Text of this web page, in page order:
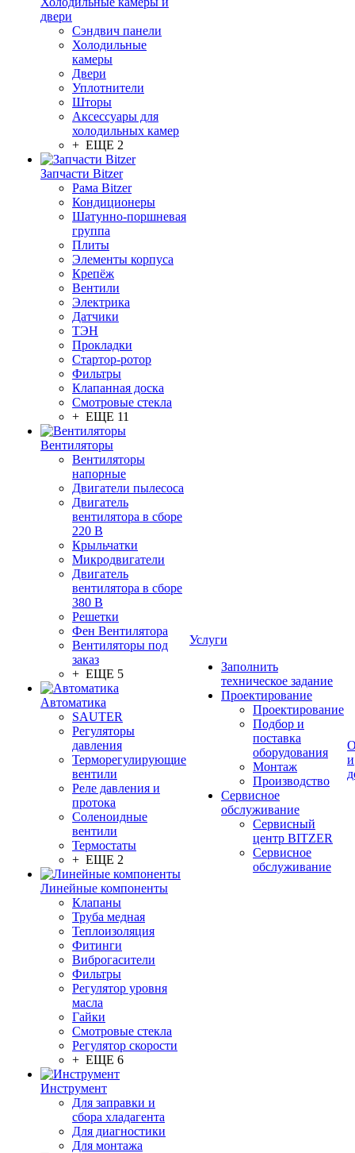
двери
Сэндвич панели
Холодильные
камеры
Двери
Уплотнители
Шторы
Аксессуары для
холодильных камер
+ ЕЩЕ 2
Запчасти Bitzer
Рама Bitzer
Кондиционеры
Шатунно-поршневая
группа
Плиты
Элементы корпуса
Крепёж
Вентили
Электрика
Датчики
ТЭН
Прокладки
Стартор-ротор
Фильтры
Клапанная доска
Смотровые стекла
+ ЕЩЕ 11
Вентиляторы
Вентиляторы
напорные
Двигатели пылесоса
Двигатель
вентилятора в сборе
220 В
Крыльчатки
Микродвигатели
Двигатель
вентилятора в сборе
380 В
Решетки
Фен Вентилятора
Вентиляторы под
заказ
+ ЕЩЕ 5
Автоматика
SAUTER
Регуляторы
давления
Терморегулирующие
вентили
Реле давления и
протока
Соленоидные
вентили
Термостаты
+ ЕЩЕ 2
Линейные компоненты
Клапаны
Труба медная
Теплоизоляция
Фитинги
Виброгасители
Фильтры
Регулятор уровня
масла
Гайки
Смотровые стекла
Регулятор скорости
+ ЕЩЕ 6
Инструмент
Для заправки и
сбора хладагента
Для диагностики
Для монтажа
Услуги
Заполнить
техническое задание
Проектирование
Проектирование
Подбор и
поставка
оборудования
Монтаж
Производство
Сервисное
обслуживание
Сервисный
центр BITZER
Сервисное
обслуживание
и